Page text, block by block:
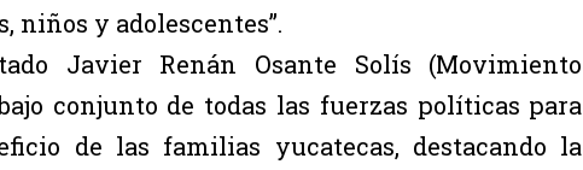
niños y adolescentes”.
Javier Renán Osante Solís (Movimiento
conjunto de todas las fuerzas políticas para
de las familias yucatecas, destacando la